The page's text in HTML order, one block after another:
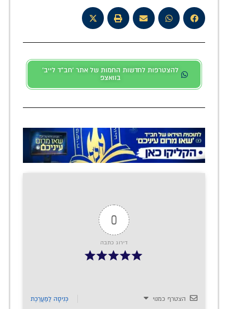
להצטרפות לחדשות החמות של אתר 'חב"ד לייב'
בוואצפ
0
דירוג כתבה
הצטרף כמנוי כְּנִיסָה לַמַעֲרֶכֶת